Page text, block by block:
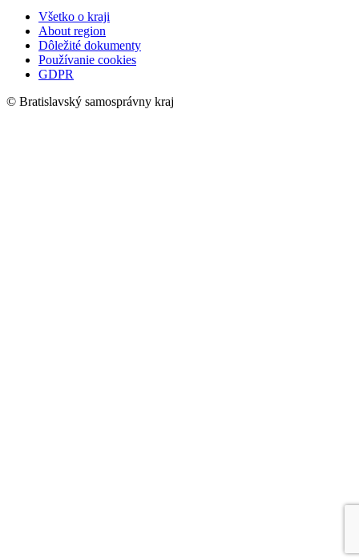
Všetko o kraji
About region
Dôležité dokumenty
Používanie cookies
GDPR
© Bratislavský samosprávny kraj